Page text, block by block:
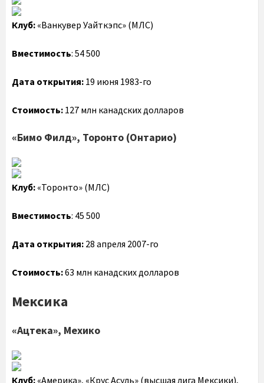
Клуб: «Ванкувер Уайткэпс» (МЛС)
Вместимость: 54 500
Дата открытия: 19 июня 1983-го
Стоимость: 127 млн канадских долларов
«Бимо Филд», Торонто (Онтарио)
Клуб: «Торонто» (МЛС)
Вместимость: 45 500
Дата открытия: 28 апреля 2007-го
Стоимость:63 млн канадских долларов
Мексика
«Ацтека», Мехико
Клуб: «Америка», «Крус Асуль» (высшая лига Мексики),